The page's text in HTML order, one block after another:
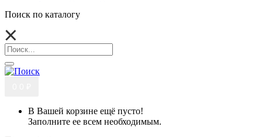
Поиск по каталогу
В Вашей корзине ещё пусто!
Заполните ее всем необходимым.